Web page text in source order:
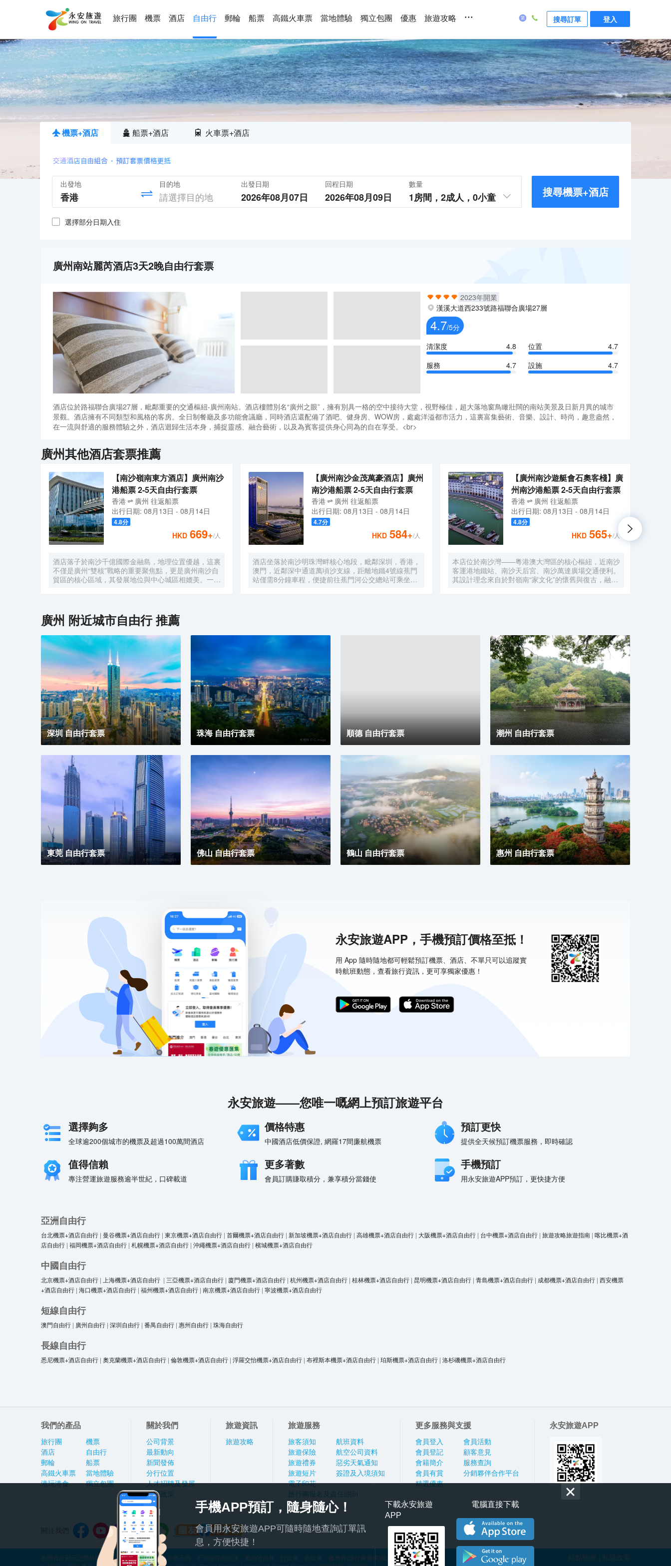
旅行團 機票 酒店 自由行 郵輪 船票 高鐵火車票 當地體驗 獨立包團 優惠 旅遊攻略 ... 搜尋訂單 登入
機票+酒店 船票+酒店 火車票+酒店
出發地 目的地 出發日期
2026年08月07日
回程日期
2026年08月09日
數量
1房間， 2成人， 0小童 搜尋機票+酒店
選擇部分日期入住
廣州南站麗芮酒店3天2晚自由行套票
2023年開業
漢溪大道西233號路福聯合廣場27層
4.7/5分
清潔度
4.8 位置
4.7
服務
4.7 設施 4.7
酒店位於路福聯合廣場27層，毗鄰重要的交通樞紐-廣州南站。酒店樓體別名“廣州之眼”，擁有別具一格的空中接待大堂，視野極佳，超大落地窗鳥瞰壯闊的南站美景及日新月異的城市
景觀。酒店擁有不同類型和風格的客房。全日制餐廳及多功能會議廳，同時酒店還配備了酒吧、健身房、WOW房，處處洋溢都市活力，這裏富集藝術、音樂、設計、時尚，趣意盎然，
在一流與舒適的服務體驗之外，酒店迴歸生活本身，捕捉靈感、融合藝術，以及為賓客提供身心同為的自在享受。<br>
廣州其他酒店套票推薦
【南沙嶺南東方酒店】廣州南沙
港船票 2-5天自由行套票
香港 廣州 往返船票
出行日期: 08月13日 - 08月14日
4.8分
HKD 669+/人
酒店落子於南沙千億國際金融島，地理位置優越，這裏
不僅是廣州“雙核”戰略的重要聚焦點，更是廣州南沙自
貿區的核心區域，其發展地位與中心城區相媲美。一小
含西式願景——Amazing（令人驚歎），
Astonishing（令人震撼），隱含着酒店將成為南沙乃
至全球矚目的中式美學新地標的美好期許。 酒店作為
南沙國際會展中心綜合體重要組成部分，以“木棉花
開，鴻翔海絲”之設計理念，以大灣區金融新地標之姿
態，締造南沙“立足灣區、協同港澳、面向世界”的實踐
範本。
【廣州南沙金茂萬豪酒店】廣州
南沙港船票 2-5天自由行套票
香港 廣州 往返船票
出行日期: 08月13日 - 08月14日
4.7分
HKD 584+/人
酒店坐落於南沙明珠灣畔核心地段，毗鄰深圳，香港，
澳門，近鄰深中通道萬頃沙支線，距離地鐵4號線蕉門
站僅需8分鐘車程，便捷前往蕉門河公交總站可乘坐機
代經典與優雅，滿足休閒賓客對在地文化的探索與體
驗。配備粵式風味的林苑中餐廳、中西結合的漁人碼頭
珍饈美饌。酒店擁有馬丁叔叔的農場，小朋友們可盡情
與小動物們互動亦或參與馬丁叔叔課堂，共度愉快的親
子時光。同時，酒店擁有1,600平方米的宴會及會議場
地以及寬敞的戶外草坪，可滿足不同的會議及宴會需
求，無論商務出行亦或休閒旅遊期待與您共赴南沙，遇
見另一種可能。
【廣州南沙遊艇會石奧客棧】廣
州南沙港船票 2-5天自由行套票
香港 廣州 往返船票
出行日期: 08月13日 - 08月14日
4.8分
HKD 565+/人
本店位於南沙灣——粵港澳大灣區的核心樞紐，近南沙
客運港地鐵站、南沙天后宮、南沙萬達廣場交通便利。
其設計理念來自於對嶺南“家文化”的懷舊與復古，融合
室，主要提供早餐、茶點、飲品、簡餐等服務；同時亦
與中國大陸獲得“五金錨”獎的南沙遊艇會提供宴會/婚
宴/會議、中西式餐飲、遊艇觀光/租賃、帆船租賃/體
驗、遊艇帆船駕證考取等不同種服務功能，打造出一種
特色的休閒度假空間。
廣州 附近城市自由行 推薦
深圳 自由行套票 珠海 自由行套票 順德 自由行套票 潮州 自由行套票
東莞 自由行套票 佛山 自由行套票 鶴山 自由行套票 惠州 自由行套票
永安旅遊APP，手機預訂價格至抵！
用 App 隨時隨地都可輕鬆預訂機票、酒店、不單只可以追蹤實
時航班動態，查看旅行資訊，更可享獨家優惠！
永安旅遊——您唯一嘅網上預訂旅遊平台
選擇夠多
全球逾200個城市的機票及超過100萬間酒店
價格特惠
中國酒店低價保證, 網羅17間廉航機票
預訂更快
提供全天候預訂機票服務，即時確認
值得信賴
專注營運旅遊服務逾半世紀，口碑載道
更多著數
會員訂購賺取積分，兼享積分當錢使
手機預訂
用永安旅遊APP預訂，更快捷方便
亞洲自由行
台北機票+酒店自由行 | 曼谷機票+酒店自由行 | 東京機票+酒店自由行 | 首爾機票+酒店自由行 | 新加坡機票+酒店自由行 | 高雄機票+酒店自由行 | 大阪機票+酒店自由行 | 台中機票+酒店自由行 | 旅遊攻略旅遊指南 | 喀比機票+酒
店自由行 | 福岡機票+酒店自由行 | 札幌機票+酒店自由行 | 沖繩機票+酒店自由行 | 檳城機票+酒店自由行
中國自由行
北京機票+酒店自由行 | 上海機票+酒店自由行 | 三亞機票+酒店自由行 | 廈門機票+酒店自由行 | 杭州機票+酒店自由行 | 桂林機票+酒店自由行 | 昆明機票+酒店自由行 | 青島機票+酒店自由行 | 成都機票+酒店自由行 | 西安機票
+酒店自由行 | 海口機票+酒店自由行 | 福州機票+酒店自由行 | 南京機票+酒店自由行 | 寧波機票+酒店自由行
短線自由行
澳門自由行 | 廣州自由行 | 深圳自由行 | 番禺自由行 | 惠州自由行 | 珠海自由行
長線自由行
悉尼機票+酒店自由行 | 奧克蘭機票+酒店自由行 | 倫敦機票+酒店自由行 | 浮羅交怡機票+酒店自由行 | 布裡斯本機票+酒店自由行 | 珀斯機票+酒店自由行 | 洛杉磯機票+酒店自由行
我們的產品
旅行團
酒店
郵輪
高鐵火車票
港玩港食
機票
自由行
船票
當地體驗
獨立包團
關於我們
公司背景
最新動向
新聞發佈
分行位置
人才招聘及發展
私隱政策
旅遊資訊
旅遊攻略
旅遊服務
旅客須知
旅遊保險
旅遊禮券
旅遊短片
電子印花
航班資料
航空公司資料
惡劣天氣通知
簽證及入境須知
旅行團報名及責任細則
更多服務與支援
會員登入
會員登記
會籍簡介
會員有賞
精選優惠
會員活動
顧客意見
服務查詢
分銷夥伴合作平台
永安旅遊APP
本網頁所顯示之價格因應產品種類及出發日期而有所不同，不包括任何稅項、燃油附加費、行政費、簽証費、服務費(旅行團適用)及其他應繳費用
手機APP預訂，隨身隨心！
會員用永安旅遊APP可隨時隨地查詢訂單訊
息，方便快捷！
下載永安旅遊
APP
電腦直接下載